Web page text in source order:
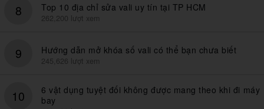
8 Top 10 địa chỉ sửa vali uy tín tại TP HCM
262,200 lượt xem
9 Hướng dẫn mở khóa số vali có thể bạn chưa biết
245,626 lượt xem
10
6 vật dụng tuyệt đối không được mang theo khi đi máy
bay